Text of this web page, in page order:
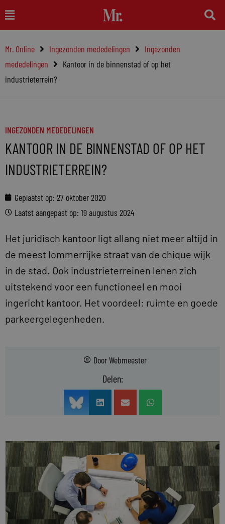
naar
inhoud
Main
Menu
Mr. Online Ingezonden mededelingen
Ingezonden
mededelingen
Kantoor in de binnenstad of op het
industrieterrein?
INGEZONDEN MEDEDELINGEN
KANTOOR IN DE BINNENSTAD OF OP HET
INDUSTRIETERREIN?
Geplaatst op: 27 oktober 2020
Laatst aangepast op: 19 augustus 2024
Het juridisch kantoor ligt allang niet meer altijd in
de meest lommerrijke straat van de chique wijk
in de stad. Ook industrieterreinen lenen zich
uitstekend voor een functioneel en mooi
ingericht kantoor. Het voordeel: ruimte en goede
parkeergelegenheden.
DoorWebmeester
Delen: